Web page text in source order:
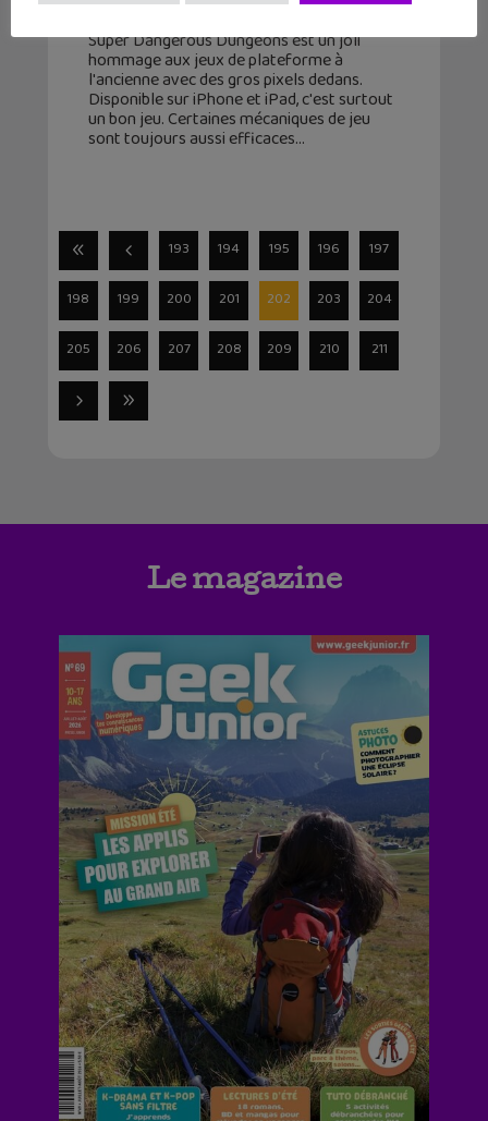
Super Dangerous Dungeons est un joli
hommage aux jeux de plateforme à
l'ancienne avec des gros pixels dedans.
Disponible sur iPhone et iPad, c'est surtout
un bon jeu. Certaines mécaniques de jeu
sont toujours aussi efficaces
193 194 195 196 197
198 199 200 201 202 203 204
205 206 207 208 209 210 211
Le magazine